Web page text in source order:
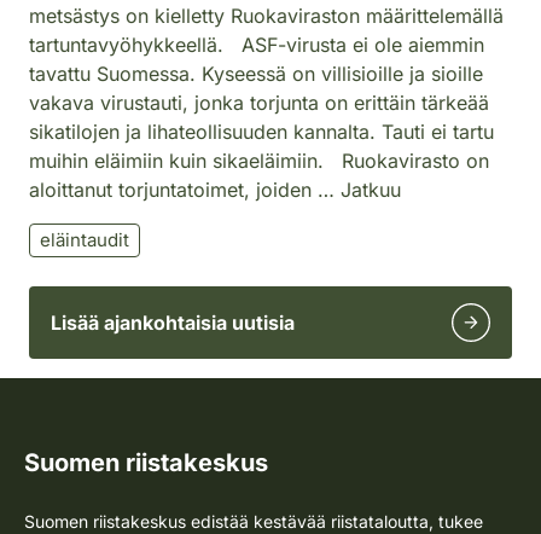
metsästys on kielletty Ruokaviraston määrittelemällä
tartuntavyöhykkeellä. ASF-virusta ei ole aiemmin
tavattu Suomessa. Kyseessä on villisioille ja sioille
vakava virustauti, jonka torjunta on erittäin tärkeää
sikatilojen ja lihateollisuuden kannalta. Tauti ei tartu
muihin eläimiin kuin sikaeläimiin. Ruokavirasto on
aloittanut torjuntatoimet, joiden … Jatkuu
eläintaudit
Lisää ajankohtaisia uutisia
Suomen riistakeskus
Suomen riistakeskus edistää kestävää riistataloutta, tukee